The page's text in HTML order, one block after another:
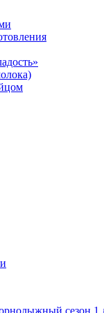
сезон 1